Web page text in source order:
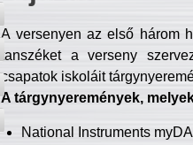
A versenyen az első három
tanszéket a verseny
csapatok iskoláit
A tárgynyeremények,
National Instruments